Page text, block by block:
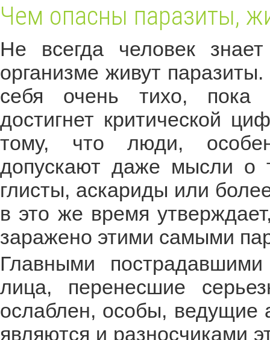
Чем опасны паразиты,
Не всегда человек
организме живут
себя очень тихо, пока
достигнет критической
тому, что люди,
допускают даже мысли о
глисты, аскариды или
в это же время
заражено этими самыми
Главными
лица, перенесшие
ослаблен, особы,
являются и разносчиками